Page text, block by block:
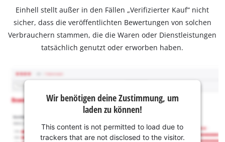
Einhell stellt außer in den Fällen „Verifizierter Kauf“ nicht
sicher, dass die veröffentlichten Bewertungen von solchen
Verbrauchern stammen, die die Waren oder Dienstleistungen
tatsächlich genutzt oder erworben haben.
Wir benötigen deine Zustimmung, um
laden zu können!
This content is not permitted to load due to
trackers that are not disclosed to the visitor.